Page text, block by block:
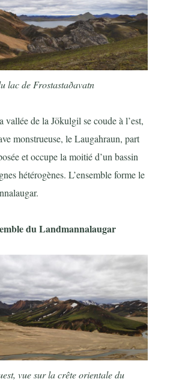
lac de Frostastaðavatn
vallée de la Jökulgil se coude à l’est,
monstrueuse, le Laugahraun, part
et occupe la moitié d’un bassin
hétérogènes. L’ensemble forme le
du Landmannalaugar
vue sur la crête orientale du